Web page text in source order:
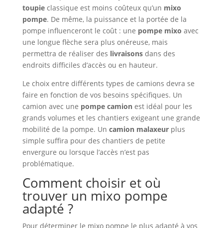
toupieclassique est moins coûteux qu’un mixo
pompe. De même, la puissance et la portée de la
pompe influenceront le coût : une pompe mixo avec
une longue flèche sera plus onéreuse, mais
permettra de réaliser des livraisonsdans des
endroits difficiles d’accès ou en hauteur.
Le choix entre différents types de camions devra se
faire en fonction de vos besoins spécifiques. Un
camion avec une pompe camionest idéal pour les
grands volumes et les chantiers exigeant une grande
mobilité de la pompe. Un camion malaxeurplus
simple suffira pour des chantiers de petite
envergure ou lorsque l’accès n’est pas
problématique.
Comment choisir et où
trouver un mixo pompe
adapté ?
Pour déterminer le mixo pompe le plus adapté à vos